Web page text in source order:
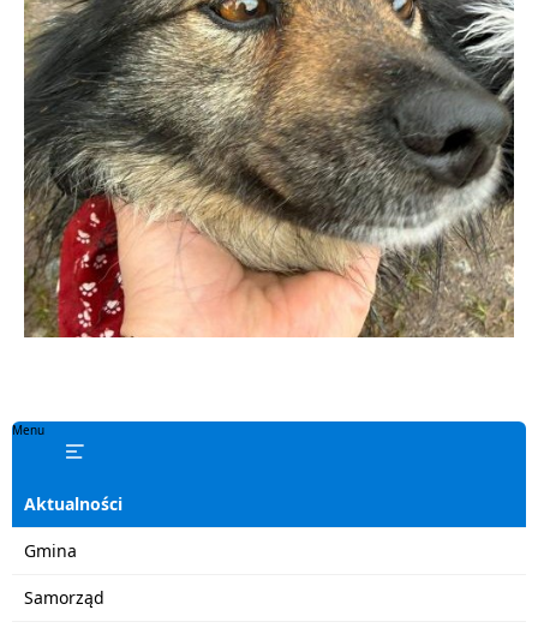
Menu
Aktualności
Gmina
Samorząd